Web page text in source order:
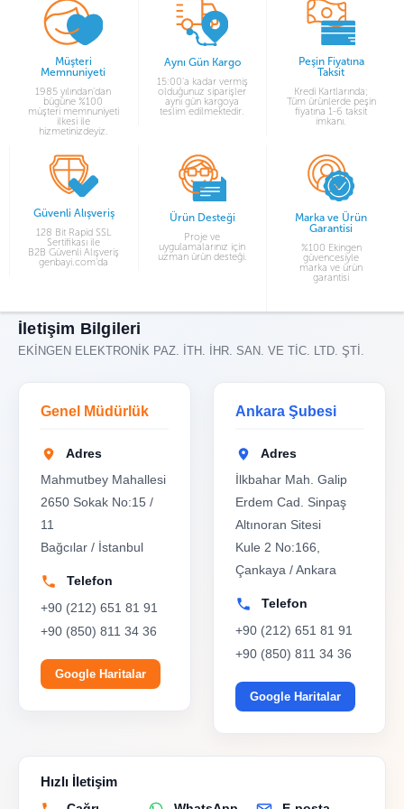
Müşteri
Memnuniyeti
1985 yılından’dan
bügüne %100
müşteri memnuniyeti
ilkesi ile
hizmetinizdeyiz.
Aynı Gün Kargo
15:00’a kadar vermiş
olduğunuz siparişler
aynı gün kargoya
teslim edilmektedir.
Peşin Fiyatına
Taksit
Kredi Kartlarında;
Tüm ürünlerde peşin
fiyatına 1-6 taksit
imkanı.
Güvenli Alışveriş
128 Bit Rapid SSL
Sertifikası ile
B2B Güvenli Alışveriş
genbayi.com’da
Ürün Desteği
Proje ve
uygulamalarınız için
uzman ürün desteği.
Marka ve Ürün
Garantisi
%100 Ekingen
güvencesiyle
marka ve ürün
garantisi
İletişim Bilgileri
EKİNGEN ELEKTRONİK PAZ. İTH. İHR. SAN. VE TİC. LTD. ŞTİ.
Genel Müdürlük
Adres
Mahmutbey Mahallesi
2650 Sokak No:15 /
11
Bağcılar / İstanbul
Telefon
+90 (212) 651 81 91
+90 (850) 811 34 36
Google Haritalar
Ankara Şubesi
Adres
İlkbahar Mah. Galip
Erdem Cad. Sinpaş
Altınoran Sitesi
Kule 2 No:166,
Çankaya / Ankara
Telefon
+90 (212) 651 81 91
+90 (850) 811 34 36
Google Haritalar
Hızlı İletişim